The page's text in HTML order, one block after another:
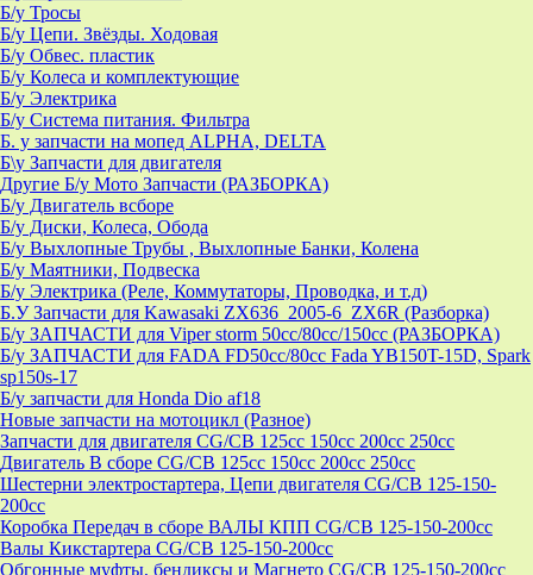
Б/у Тросы
Б/у Цепи. Звёзды. Ходовая
Б/у Обвес. пластик
Б/у Колеса и комплектующие
Б/у Электрика
Б/у Система питания. Фильтра
Б. у запчасти на мопед ALPHA, DELTA
Б\у Запчасти для двигателя
Другие Б/у Мото Запчасти (РАЗБОРКА)
Б/у Двигатель всборе
Б/у Диски, Колеса, Обода
Б/у Выхлопные Трубы , Выхлопные Банки, Колена
Б/у Маятники, Подвеска
Б/у Электрика (Реле, Коммутаторы, Проводка, и т.д)
Б.У Запчасти для Kawasaki ZX636_2005-6_ZX6R (Разборка)
Б/у ЗАПЧАСТИ для Viper storm 50cc/80cc/150cc (РАЗБОРКА)
Б/у ЗАПЧАСТИ для FADA FD50cc/80cc Fada YB150T-15D, Spark
sp150s-17
Б/у запчасти для Honda Dio af18
Новые запчасти на мотоцикл (Разное)
Запчасти для двигателя CG/CB 125cc 150cc 200cc 250cc
Двигатель В сборе CG/CB 125cc 150cc 200cc 250cc
Шестерни электростартера, Цепи двигателя CG/CB 125-150-
200cc
Коробка Передач в сборе ВАЛЫ КПП CG/CB 125-150-200cc
Валы Кикстартера CG/CB 125-150-200cc
Обгонные муфты, бендиксы и Магнето CG/CB 125-150-200cc